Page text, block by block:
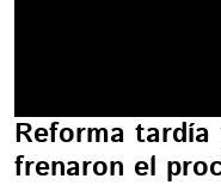
Reforma
frenaron el